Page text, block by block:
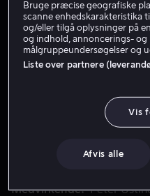
På et feriested for de
På et feriested for de rige
underholdende krimi,
berygtet skuespiller. Er
Medvirkende
Peter
Bruge præcise geografiske
scanne enhedskarakteristika
og/eller tilgå oplysninger på
og indhold, annoncerings- og
målgruppeundersøgelser og
Liste over partnere
Vis
Afvis alle